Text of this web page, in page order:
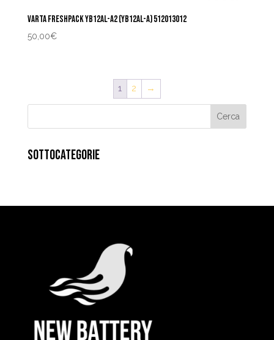
VARTA FRESHPACK YB12AL-A2 (YB12AL-A) 512013012
50,00€
1 2 →
SOTTOCATEGORIE